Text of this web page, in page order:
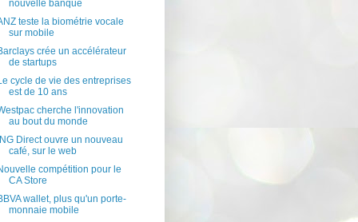
nouvelle banque
teste la biométrie vocale
sur mobile
crée un accélérateur
de startups
cycle de vie des entreprises
est de 10 ans
cherche l'innovation
au bout du monde
Direct ouvre un nouveau
café, sur le web
compétition pour le
CA Store
wallet, plus qu'un porte-
monnaie mobile